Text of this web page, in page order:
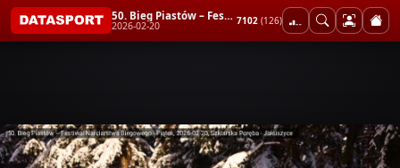
50. Bieg Piastów – Festiwal Narciarstwa Biegowego - Piątek
2026-02-20 7102 (126)